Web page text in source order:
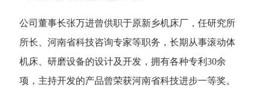
公司董事长张万进曾供职于原新乡机床厂，任研究所
所长、河南省科技咨询专家等职务，长期从事滚动体
机床、研磨设备的设计及开发，拥有各种专利30余
项，主持开发的产品曾荣获河南省科技进步一等奖。